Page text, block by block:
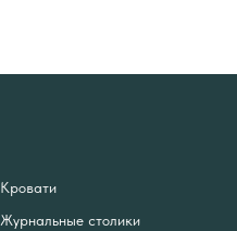
Кровати
Журнальные столики